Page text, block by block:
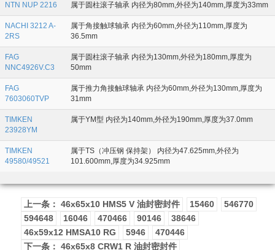
NTN NUP 2216 属于圆柱滚子轴承 内径为80mm,外径为140mm,厚度为33mm
NACHI 3212 A-
2RS
属于角接触球轴承 内径为60mm,外径为110mm,厚度为
36.5mm
FAG
NNC4926V.C3
属于圆柱滚子轴承 内径为130mm,外径为180mm,厚度为
50mm
FAG
7603060TVP
属于推力角接触球轴承 内径为60mm,外径为130mm,厚度为
31mm
TIMKEN
23928YM
属于YM型 内径为140mm,外径为190mm,厚度为37.0mm
TIMKEN
49580/49521
属于TS（冲压钢 保持架） 内径为47.625mm,外径为
101.600mm,厚度为34.925mm
上一条： 46x65x10 HMS5 V 油封密封件 15460
546770
594648
16046 470466 90146
38646
46x59x12 HMSA10 RG
5946
470446
下一条： 46x65x8 CRW1 R 油封密封件